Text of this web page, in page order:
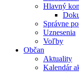
Hlavný
Správne
Uznesenia
Voľby
Občan
Aktuality
Kalendár